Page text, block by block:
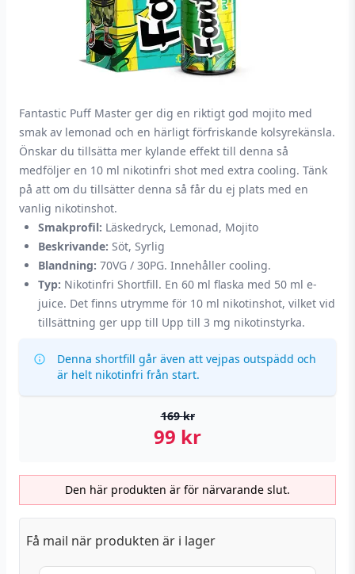
Fantastic Puff Master ger dig en riktigt god mojito med
smak av lemonad och en härligt förfriskande kolsyrekänsla.
Önskar du tillsätta mer kylande effekt till denna så
medföljer en 10 ml nikotinfri shot med extra cooling. Tänk
på att om du tillsätter denna så får du ej plats med en
vanlig nikotinshot.
Smakprofil: Läskedryck, Lemonad, Mojito
Beskrivande: Söt, Syrlig
Blandning: 70VG / 30PG. Innehåller cooling.
Typ: Nikotinfri Shortfill. En 60 ml flaska med 50 ml e-
juice. Det finns utrymme för 10 ml nikotinshot, vilket vid
tillsättning ger upp till Upp till 3 mg nikotinstyrka.
Denna shortfill går även att vejpas outspädd och
är helt nikotinfri från start.
169kr
99 kr
Den här produkten är för närvarande slut.
Få mail när produkten är i lager